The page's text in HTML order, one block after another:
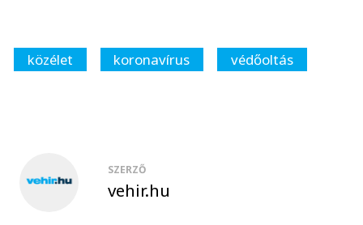
közélet koronavírus védőoltás
SZERZŐ
vehir.hu